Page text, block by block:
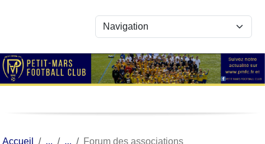
Accueil Forum des associations